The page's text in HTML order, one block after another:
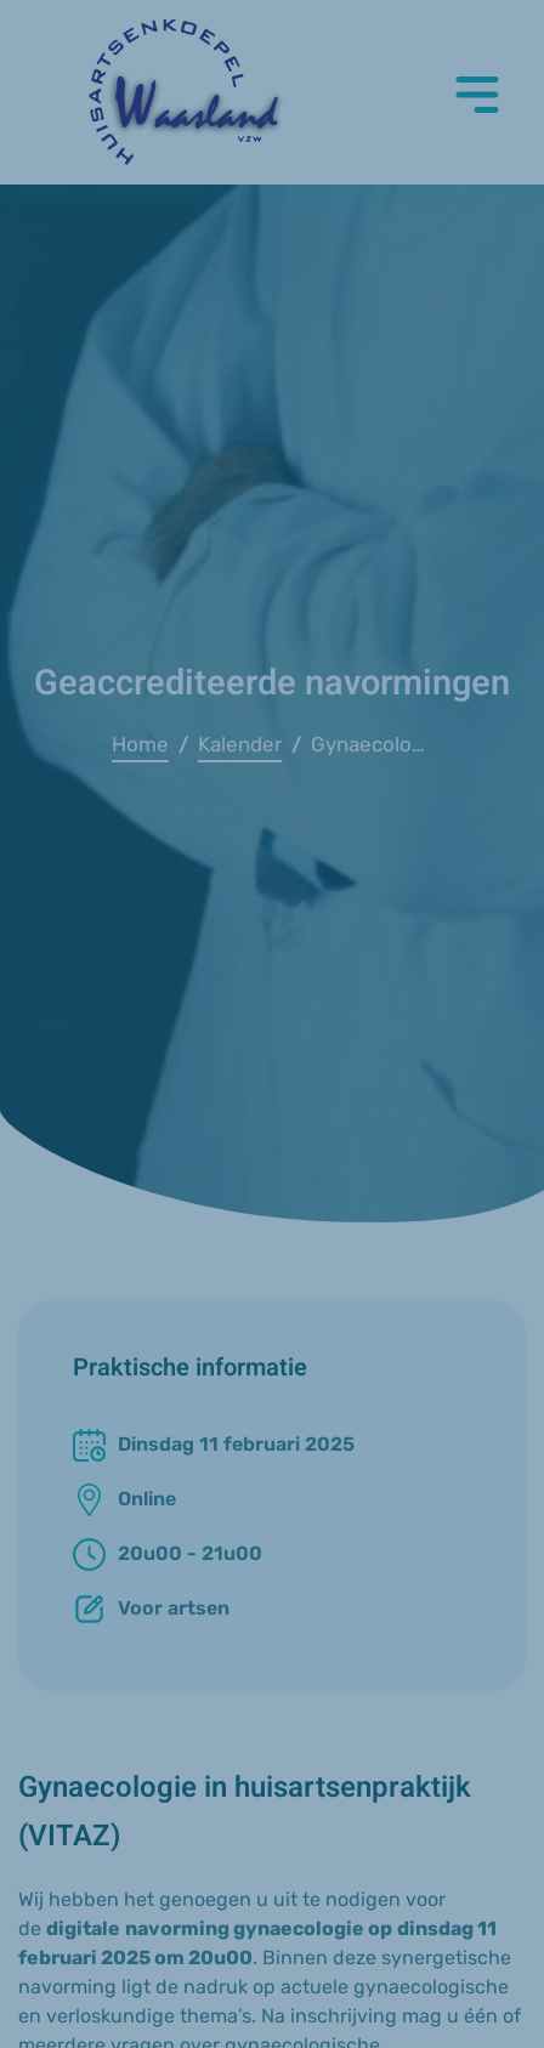
Geaccrediteerde navormingen
Home / Kalender / Gynaecologie in huisartsenpraktijk (VITAZ)
Praktische informatie
Dinsdag 11 februari 2025
Online
20u00 - 21u00
Voor artsen
Wij hebben het genoegen u uit te nodigen voor
de digitale navorming gynaecologie op dinsdag 11
februari 2025 om 20u00. Binnen deze synergetische
navorming ligt de nadruk op actuele gynaecologische
en verloskundige thema’s. Na inschrijving mag u één of
Gynaecologie in huisartsenpraktijk
(VITAZ)